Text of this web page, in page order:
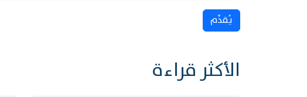
يُقدِّم
الأكثر قراءة